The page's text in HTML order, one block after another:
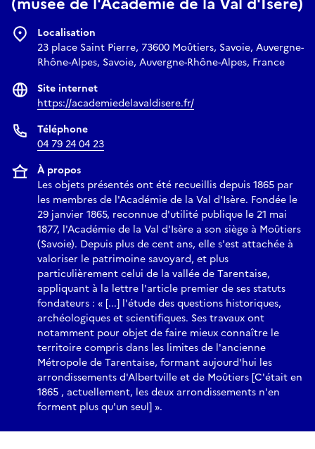
Localisation
23 place Saint Pierre, 73600 Moûtiers, Savoie, Auvergne-
Rhône-Alpes, Savoie, Auvergne-Rhône-Alpes, France
Site internet
https://academiedelavaldisere.fr/
Téléphone
04 79 24 04 23
À propos
Les objets présentés ont été recueillis depuis 1865 par
les membres de l'Académie de la Val d'Isère. Fondée le
29 janvier 1865, reconnue d'utilité publique le 21 mai
1877, l'Académie de la Val d'Isère a son siège à Moûtiers
(Savoie). Depuis plus de cent ans, elle s'est attachée à
valoriser le patrimoine savoyard, et plus
particulièrement celui de la vallée de Tarentaise,
appliquant à la lettre l'article premier de ses statuts
fondateurs : « [...] l'étude des questions historiques,
archéologiques et scientifiques. Ses travaux ont
notamment pour objet de faire mieux connaître le
territoire compris dans les limites de l'ancienne
Métropole de Tarentaise, formant aujourd'hui les
arrondissements d'Albertville et de Moûtiers [C'était en
1865 , actuellement, les deux arrondissements n'en
forment plus qu'un seul] ».